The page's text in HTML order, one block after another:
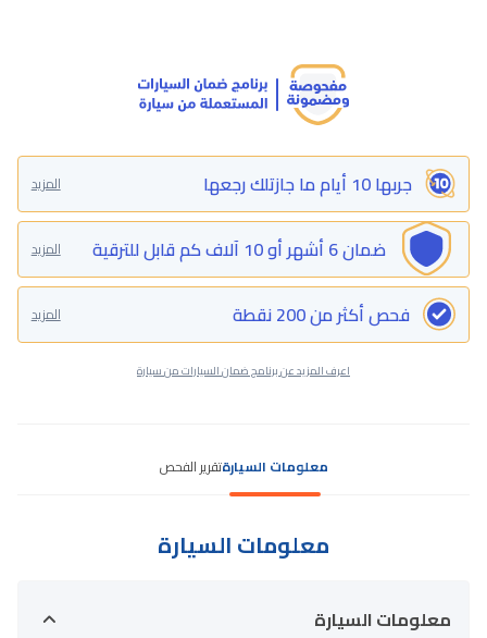
جربها 10 أيام ما جازتلك رجعها المزيد
ضمان 6 أشهر أو 10 آلاف كم قابل للترقية المزيد
فحص أكثر من 200 نقطة المزيد
اعرف المزيد عن برنامج ضمان السيارات من سيارة
معلومات السيارةتقرير الفحص
معلومات السيارة
معلومات السيارة